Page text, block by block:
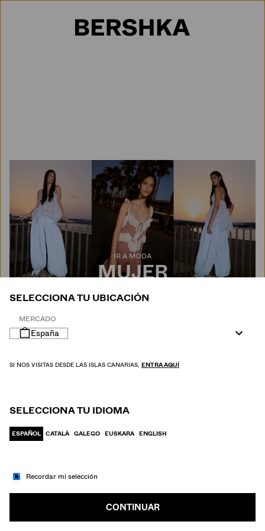
Selección de país
IR A MODA
MUJER
HOMBRE
SELECCIONA TU UBICACIÓN
MERCADO
España
SI NOS VISITAS DESDE LAS ISLAS CANARIAS, ENTRA AQUÍ
SELECCIONA TU IDIOMA
ESPAÑOL CATALÀ GALEGO EUSKARA ENGLISH
Recordar mi selección
CONTINUAR